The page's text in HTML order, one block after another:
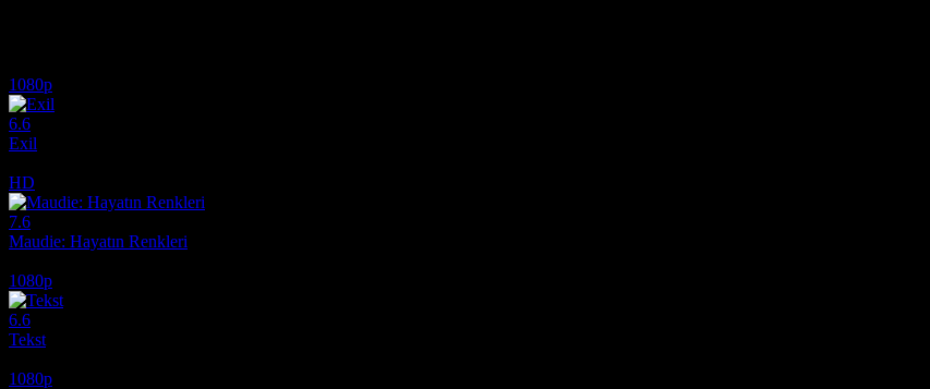
1080p
6.6
Exil
HD
7.6
Maudie: Hayatın Renkleri
1080p
6.6
Tekst
1080p